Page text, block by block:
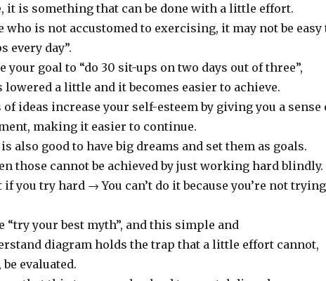
it is something that can be done with a little effort.
who is not accustomed to exercising, it may not be easy
every day”.
your goal to “do 30 sit-ups on two days out of three”,
a little and it becomes easier to achieve.
ideas increase your self-esteem by giving you a sense
making it easier to continue.
also good to have big dreams and set them as goals.
those cannot be achieved by just working hard blindly.
if you try hard → You can’t do it because you’re not trying
“try your best myth”, and this simple and
diagram holds the trap that a little effort cannot,
evaluated.